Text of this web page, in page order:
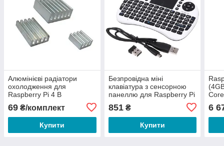
Алюмінієві радіатори
охолодження для
Raspberry Pi 4 B
69 ₴/комплект
Купити
Безпровідна міні
клавіатура з сенсорною
панеллю для Raspberry Pi
851₴
Купити
6